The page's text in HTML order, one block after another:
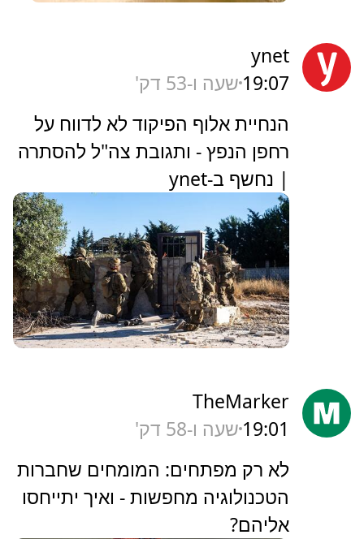
ynet
19:07 שעה ו-53 דק'
הנחיית אלוף הפיקוד לא לדווח על
רחפן הנפץ - ותגובת צה"ל להסתרה
| נחשף ב-ynet
TheMarker
19:01 שעה ו-58 דק'
‏לא רק מפתחים: המומחים שחברות
הטכנולוגיה מחפשות - ואיך יתייחסו
אליהם?